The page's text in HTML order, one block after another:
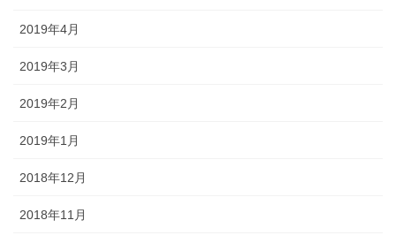
2019年4月
2019年3月
2019年2月
2019年1月
2018年12月
2018年11月